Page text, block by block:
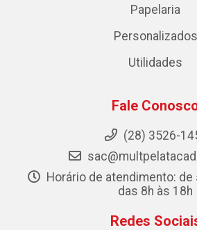
Papelaria
Personalizados
Utilidades
Fale
(28) 3526-
Horário de atendimento:
das 8h às 18h
Redes